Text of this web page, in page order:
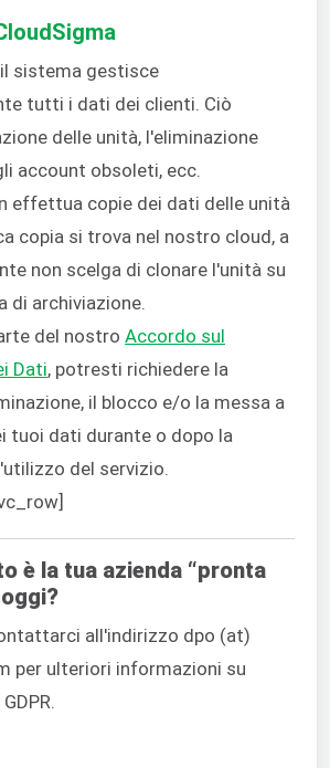
sistema gestisce
tutti i dati dei clienti. Ciò
delle unità, l'eliminazione
account obsoleti, ecc.
effettua copie dei dati delle unità
copia si trova nel nostro cloud, a
non scelga di clonare l'unità su
di archiviazione.
del nostro Accordo sul
Dati, potresti richiedere la
il blocco e/o la messa a
tuoi dati durante o dopo la
del servizio.
è la tua azienda “pronta
oggi?
all'indirizzo dpo (at)
per ulteriori informazioni su